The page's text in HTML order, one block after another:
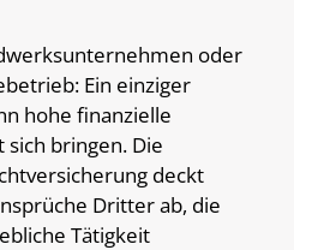
oder
Ein einziger
hohe finanzielle
bringen. Die
deckt
Dritter ab, die
Tätigkeit